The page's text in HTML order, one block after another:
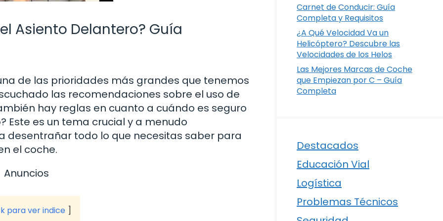
Asiento Delantero? Guía
de las prioridades más grandes que tenemos
las recomendaciones sobre el uso de
hay reglas en cuanto a cuándo es seguro
Este es un tema crucial y a menudo
todo lo que necesitas saber para
el coche.
Anuncios
para ver indice
Carnet de Conducir: Guía
Completa y Requisitos
¿A Qué Velocidad Va un
Helicóptero? Descubre las
Velocidades de los Helos
Las Mejores Marcas de Coche
que Empiezan por C – Guía
Completa
Destacados
Educación Vial
Logística
Problemas Técnicos